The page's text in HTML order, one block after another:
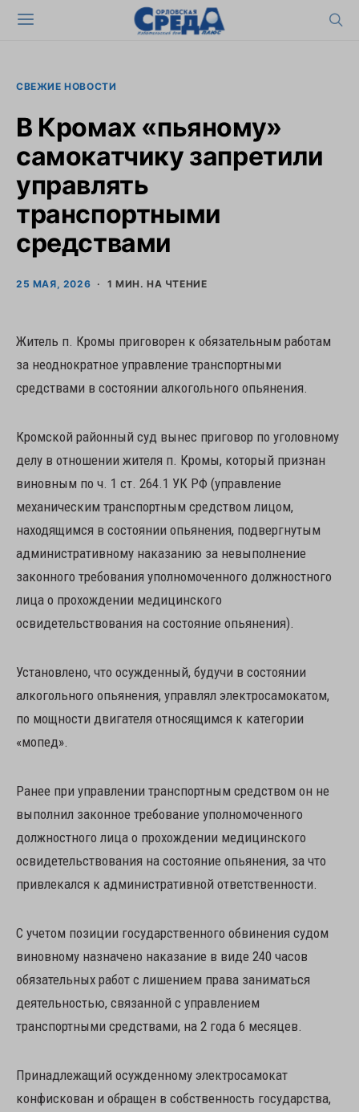
СВЕЖИЕ НОВОСТИ
В Кромах «пьяному»
самокатчику запретили
управлять
транспортными
средствами
25 МАЯ, 2026 1 МИН. НА ЧТЕНИЕ
Житель п. Кромы приговорен к обязательным работам
за неоднократное управление транспортными
средствами в состоянии алкогольного опьянения.
Кромской районный суд вынес приговор по уголовному
делу в отношении жителя п. Кромы, который признан
виновным по ч. 1 ст. 264.1 УК РФ (управление
механическим транспортным средством лицом,
находящимся в состоянии опьянения, подвергнутым
административному наказанию за невыполнение
законного требования уполномоченного должностного
лица о прохождении медицинского
освидетельствования на состояние опьянения).
Установлено, что осужденный, будучи в состоянии
алкогольного опьянения, управлял электросамокатом,
по мощности двигателя относящимся к категории
«мопед».
Ранее при управлении транспортным средством он не
выполнил законное требование уполномоченного
должностного лица о прохождении медицинского
освидетельствования на состояние опьянения, за что
привлекался к административной ответственности.
С учетом позиции государственного обвинения судом
виновному назначено наказание в виде 240 часов
обязательных работ с лишением права заниматься
деятельностью, связанной с управлением
транспортными средствами, на 2 года 6 месяцев.
Принадлежащий осужденному электросамокат
конфискован и обращен в собственность государства,